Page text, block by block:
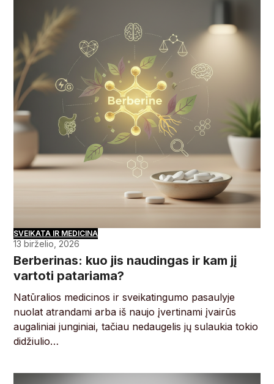
SVEIKATA IR MEDICINA
13 birželio, 2026
Berberinas: kuo jis naudingas ir kam jį
vartoti patariama?
Natūralios medicinos ir sveikatingumo pasaulyje
nuolat atrandami arba iš naujo įvertinami įvairūs
augaliniai junginiai, tačiau nedaugelis jų sulaukia tokio
didžiulio…